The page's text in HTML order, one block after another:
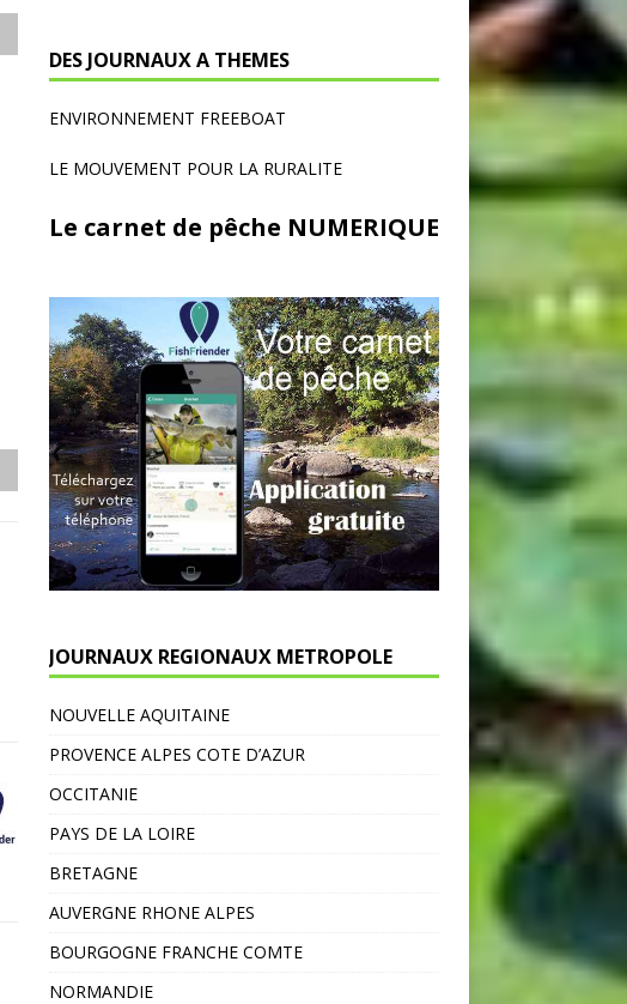
DES JOURNAUX A THEMES
ENVIRONNEMENT FREEBOAT
LE MOUVEMENT POUR LA RURALITE
Le carnet de pêche NUMERIQUE
JOURNAUX REGIONAUX METROPOLE
NOUVELLE AQUITAINE
PROVENCE ALPES COTE D’AZUR
OCCITANIE
PAYS DE LA LOIRE
BRETAGNE
AUVERGNE RHONE ALPES
BOURGOGNE FRANCHE COMTE
NORMANDIE